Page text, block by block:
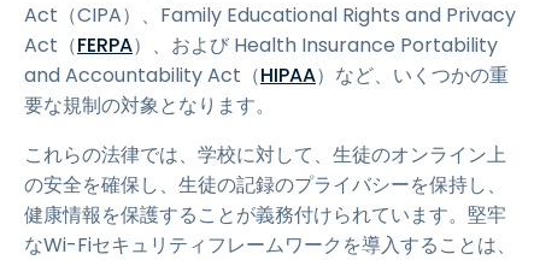
Act（CIPA）、Family Educational Rights and Privacy
Act（FERPA）、および Health Insurance Portability
and Accountability Act（HIPAA）など、いくつかの重
要な規制の対象となります。
これらの法律では、学校に対して、生徒のオンライン上
の安全を確保し、生徒の記録のプライバシーを保持し、
健康情報を保護することが義務付けられています。堅牢
なWi-Fiセキュリティフレームワークを導入することは、